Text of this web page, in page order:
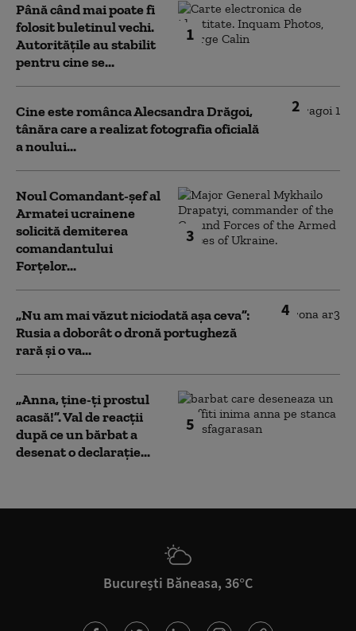
1
Până când mai poate fi
folosit buletinul vechi.
Autoritățile au stabilit
pentru cine se...
2
Cine este românca Alecsandra Drăgoi,
tânăra care a realizat fotografia oficială
a noului...
3
Noul Comandant-șef al
Armatei ucrainene
solicită demiterea
comandantului
Forțelor...
4
„Nu am mai văzut niciodată așa ceva”:
Rusia a doborât o dronă portugheză
rară și o va...
5
„Anna, ţine-ţi prostul
acasă!”. Val de reacții
după ce un bărbat a
desenat o declarație...
București Băneasa, 36°C